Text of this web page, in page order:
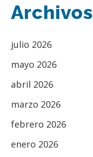
Archivos
julio 2026
mayo 2026
abril 2026
marzo 2026
febrero 2026
enero 2026